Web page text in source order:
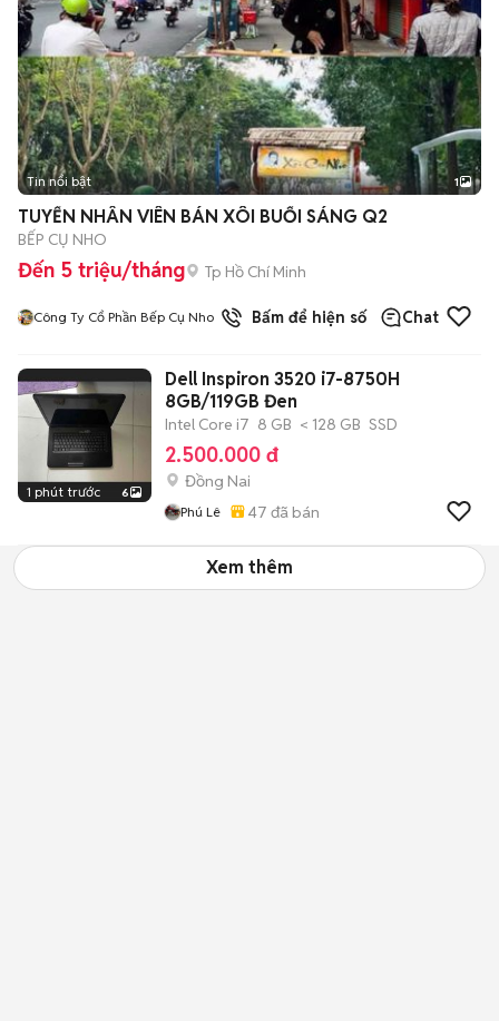
Tin nổi bật 1
TUYỂN NHÂN VIÊN BÁN XÔI BUỔI SÁNG Q2
BẾP CỤ NHO
Đến 5 triệu/tháng Tp Hồ Chí Minh
Công Ty Cổ Phần Bếp Cụ Nho Bấm để hiện số Chat
1 phút trước 6
Dell Inspiron 3520 i7-8750H
8GB/119GB Đen
Intel Core i7 8 GB < 128 GB SSD
2.500.000 đ
Đồng Nai
Phú Lê 47 đã bán
Xem thêm